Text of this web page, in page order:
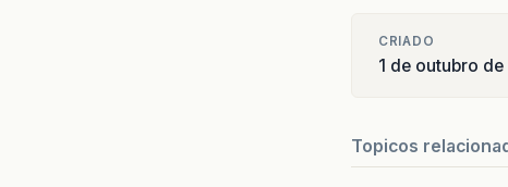
CRIADO
1 de outubro
Topicos